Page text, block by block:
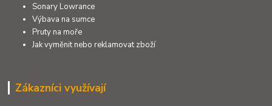
Sonary Lowrance
Výbava na sumce
Pruty na moře
Jak vyměnit nebo reklamovat zboží
Zákazníci využívají